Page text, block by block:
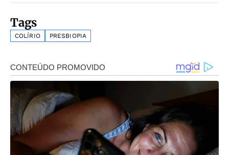
Tags
COLÍRIO PRESBIOPIA